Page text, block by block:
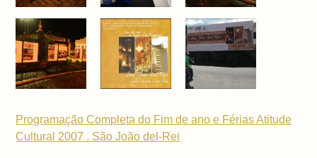
Programação Completa do Fim de ano e Férias Atitude
Cultural 2007 . São João del-Rei